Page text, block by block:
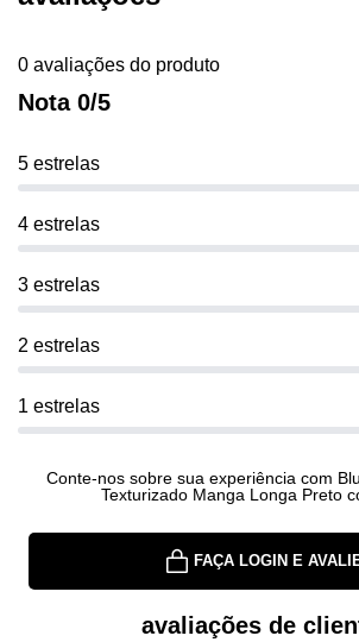
0 avaliações do produto
Nota 0/5
5 estrelas
4 estrelas
3 estrelas
2 estrelas
1 estrelas
Conte-nos sobre sua experiência com
Texturizado Manga Longa Preto
FAÇA LOGIN E
avaliações de